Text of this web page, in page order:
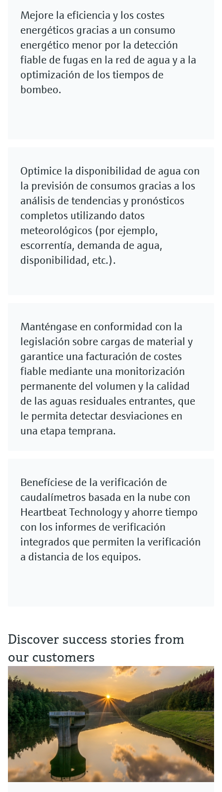
Mejore la eficiencia y los costes
energéticos gracias a un consumo
energético menor por la detección
fiable de fugas en la red de agua y a la
optimización de los tiempos de
bombeo.
Optimice la disponibilidad de agua con
la previsión de consumos gracias a los
análisis de tendencias y pronósticos
completos utilizando datos
meteorológicos (por ejemplo,
escorrentía, demanda de agua,
disponibilidad, etc.).
Manténgase en conformidad con la
legislación sobre cargas de material y
garantice una facturación de costes
fiable mediante una monitorización
permanente del volumen y la calidad
de las aguas residuales entrantes, que
le permita detectar desviaciones en
una etapa temprana.
Benefíciese de la verificación de
caudalímetros basada en la nube con
Heartbeat Technology y ahorre tiempo
con los informes de verificación
integrados que permiten la verificación
a distancia de los equipos.
Discover success stories from
our customers